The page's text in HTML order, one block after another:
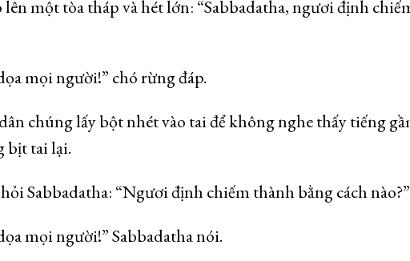
lên một tòa tháp và hét lớn: “Sabbadatha, ngươi định
mọi người!” chó rừng đáp.
chúng lấy bột nhét vào tai để không nghe thấy tiếng
bịt tai lại.
Sabbadatha: “Ngươi định chiếm thành bằng cách nào?”
mọi người!” Sabbadatha nói.